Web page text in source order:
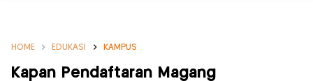
HOME EDUKASI KAMPUS
Kapan Pendaftaran Magang